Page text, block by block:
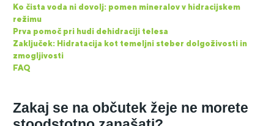
Ko čista voda ni dovolj: pomen mineralov v hidracijskem
režimu
Prva pomoč pri hudi dehidraciji telesa
Zaključek: Hidratacija kot temeljni steber dolgoživosti in
zmogljivosti
FAQ
Zakaj se na občutek žeje ne morete